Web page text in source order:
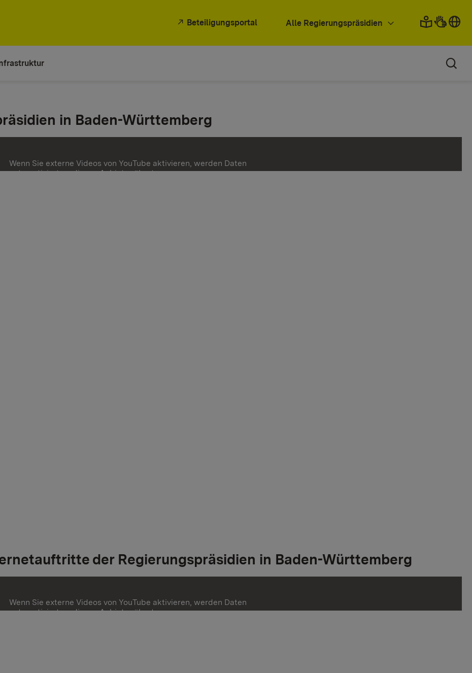
Beteiligungsportal Alle Regierungspräsidien
in Baden-Württemberg
Wenn Sie externe Videos von YouTube aktivieren, werden Daten
automatisiert an diesen Anbieter übertragen.
der Regierungspräsidien in Baden-Württemberg
Wenn Sie externe Videos von YouTube aktivieren, werden Daten
automatisiert an diesen Anbieter übertragen.